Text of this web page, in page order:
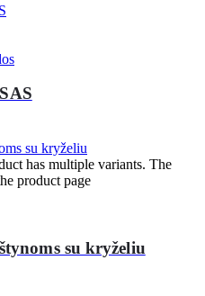
has multiple variants. The
product page
su kryželiu